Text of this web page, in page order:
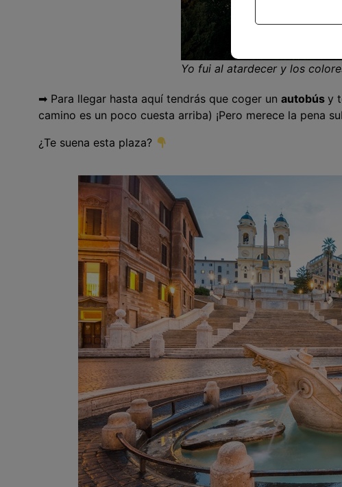
Yo fui al atardecer y los
➡ Para llegar hasta aquí tendrás que coger un autobús y
camino es un poco cuesta arriba) ¡Pero merece la pena
¿Te suena esta plaza?